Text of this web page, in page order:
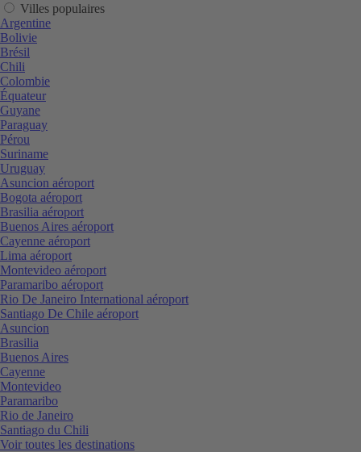
Villes populaires
Argentine
Bolivie
Brésil
Chili
Colombie
Équateur
Guyane
Paraguay
Pérou
Suriname
Uruguay
Asuncion aéroport
Bogota aéroport
Brasilia aéroport
Buenos Aires aéroport
Cayenne aéroport
Lima aéroport
Montevideo aéroport
Paramaribo aéroport
Rio De Janeiro International aéroport
Santiago De Chile aéroport
Asuncion
Brasilia
Buenos Aires
Cayenne
Montevideo
Paramaribo
Rio de Janeiro
Santiago du Chili
Voir toutes les destinations